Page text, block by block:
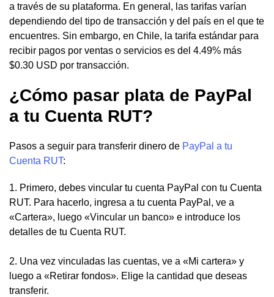
a través de su plataforma. En general, las tarifas varían
dependiendo del tipo de transacción y del país en el que te
encuentres. Sin embargo, en Chile, la tarifa estándar para
recibir pagos por ventas o servicios es del 4.49% más
$0.30 USD por transacción.
¿Cómo pasar plata de PayPal
a tu Cuenta RUT?
Pasos a seguir para transferir dinero de PayPal a tu
Cuenta RUT:
1. Primero, debes vincular tu cuenta PayPal con tu Cuenta
RUT. Para hacerlo, ingresa a tu cuenta PayPal, ve a
«Cartera», luego «Vincular un banco» e introduce los
detalles de tu Cuenta RUT.
2. Una vez vinculadas las cuentas, ve a «Mi cartera» y
luego a «Retirar fondos». Elige la cantidad que deseas
transferir.